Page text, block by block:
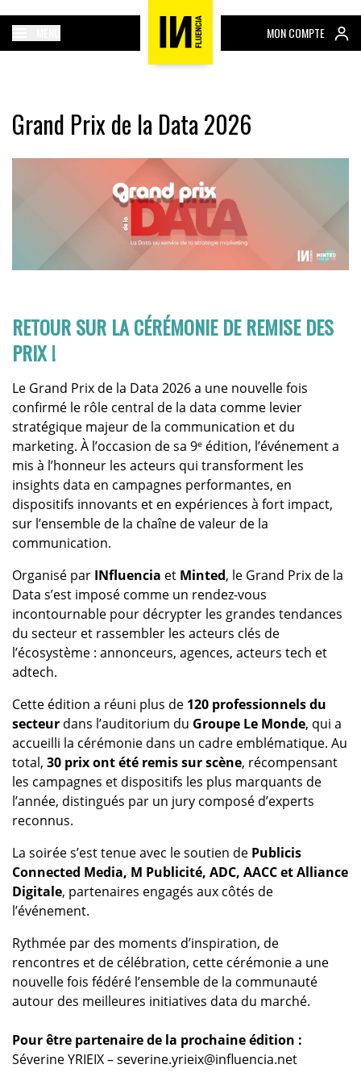
MON COMPTE
Grand Prix de la Data 2026
RETOUR SUR LA CÉRÉMONIE DE REMISE DES
PRIX !
Le Grand Prix de la Data 2026 a une nouvelle fois
confirmé le rôle central de la data comme levier
stratégique majeur de la communication et du
marketing. À l’occasion de sa 9ᵉ édition, l’événement a
mis à l’honneur les acteurs qui transforment les
insights data en campagnes performantes, en
dispositifs innovants et en expériences à fort impact,
sur l’ensemble de la chaîne de valeur de la
communication.
Organisé par INfluencia et Minted, le Grand Prix de la
Data s’est imposé comme un rendez-vous
incontournable pour décrypter les grandes tendances
du secteur et rassembler les acteurs clés de
l’écosystème : annonceurs, agences, acteurs tech et
adtech.
Cette édition a réuni plus de 120 professionnels du
secteurdans l’auditorium du Groupe Le Monde, qui a
accueilli la cérémonie dans un cadre emblématique. Au
total, 30 prix ont été remis sur scène, récompensant
les campagnes et dispositifs les plus marquants de
l’année, distingués par un jury composé d’experts
reconnus.
La soirée s’est tenue avec le soutien de Publicis
Connected Media, M Publicité, ADC, AACC et Alliance
Digitale, partenaires engagés aux côtés de
l’événement.
Rythmée par des moments d’inspiration, de
rencontres et de célébration, cette cérémonie a une
nouvelle fois fédéré l’ensemble de la communauté
autour des meilleures initiatives data du marché.
Pour être partenaire de la prochaine édition :
Séverine YRIEIX –severine.yrieix@influencia.net